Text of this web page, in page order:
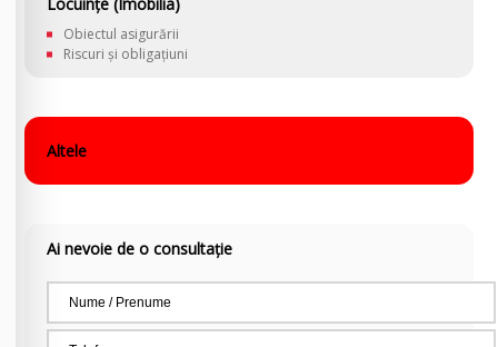
Obiectul asigurării
Riscuri și obligațiuni
Altele
Ai nevoie de o consultație